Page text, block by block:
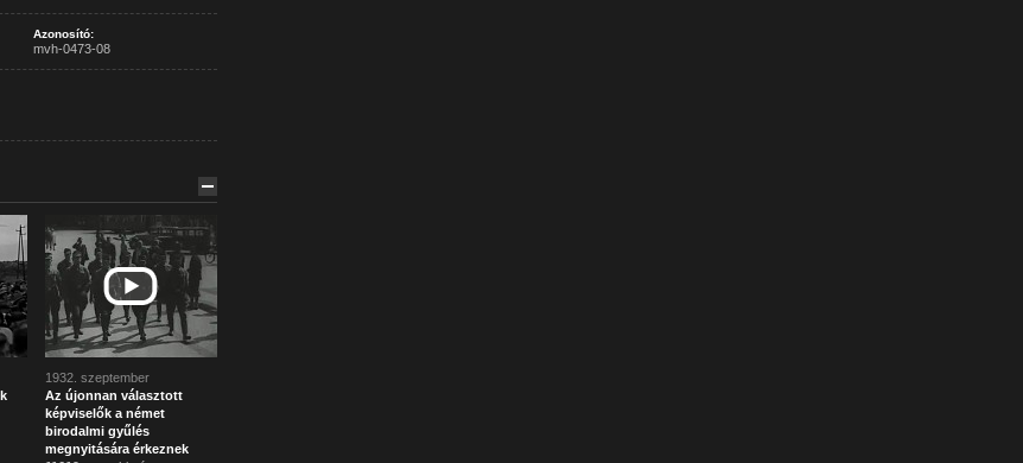
Azonosító:
mvh-0473-08
1932. szeptember
Az újonnan választott
képviselők a német
birodalmi gyűlés
megnyitására érkeznek